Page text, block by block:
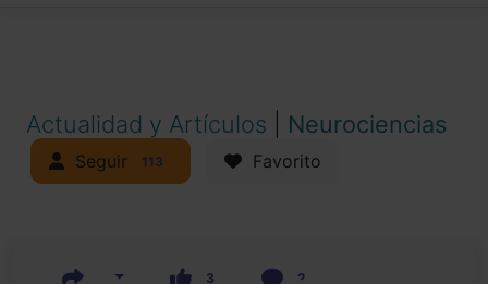
Actualidad y Artículos Neurociencias
Seguir 113 Favorito
3 2